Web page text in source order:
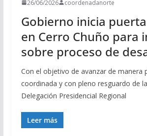
26/06/2026 coordenadanorte
Gobierno inicia
en Cerro Chuño para
sobre proceso de
Con el objetivo de avanzar de manera
coordinada y con pleno resguardo de
Delegación Presidencial Regional
Leer más